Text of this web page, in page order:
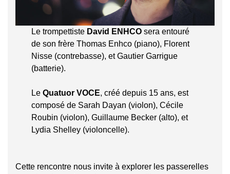
Le trompettiste David ENHCO sera entouré
de son frère Thomas Enhco (piano), Florent
Nisse (contrebasse), et Gautier Garrigue
(batterie).
LeQuatuor VOCE, créé depuis 15 ans, est
composé de Sarah Dayan (violon), Cécile
Roubin (violon), Guillaume Becker (alto), et
Lydia Shelley (violoncelle).
Cette rencontre nous invite à explorer les passerelles